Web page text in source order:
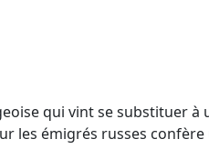
qui vint se substituer
les émigrés russes